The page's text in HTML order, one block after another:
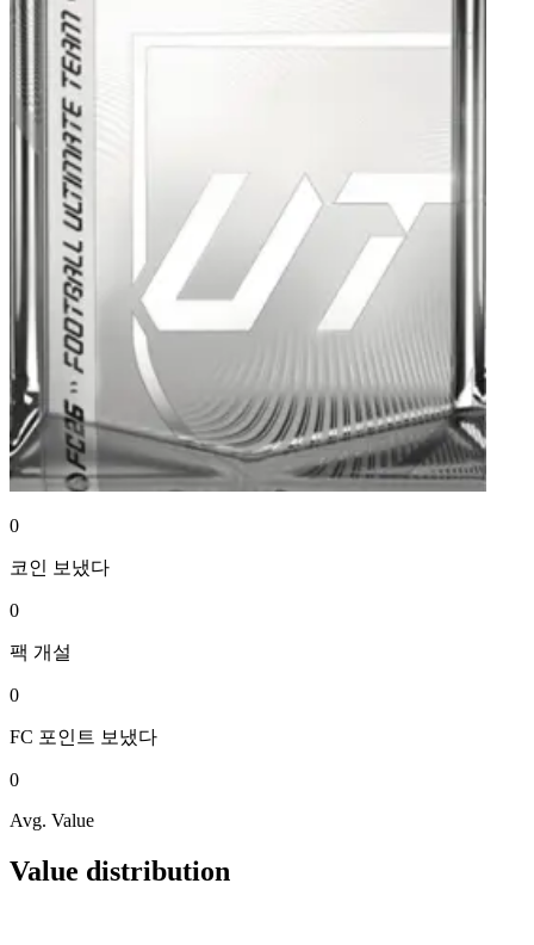
0
코인 보냈다
0
팩 개설
0
FC 포인트 보냈다
0
Avg. Value
Value distribution